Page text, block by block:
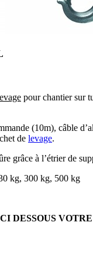
pour chantier sur
(10m), câble
de levage.
grâce à l’étrier de
kg, 300 kg, 500 kg
DESSOUS